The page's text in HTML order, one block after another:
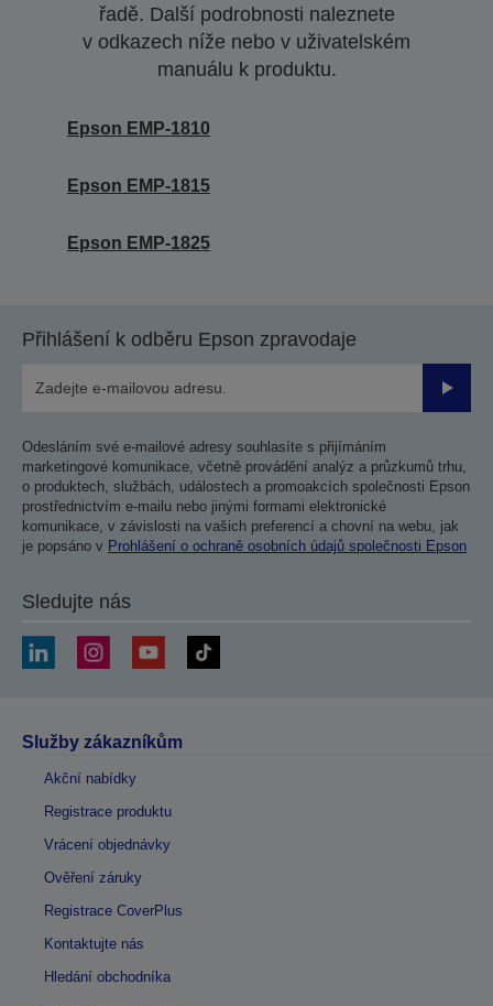
řadě. Další podrobnosti naleznete
v odkazech níže nebo v uživatelském
manuálu k produktu.
Epson EMP-1810
Epson EMP-1815
Epson EMP-1825
Přihlášení k odběru Epson zpravodaje
Odesláním své e-mailové adresy souhlasíte s přijímáním
marketingové komunikace, včetně provádění analýz a průzkumů trhu,
o produktech, službách, událostech a promoakcích společnosti Epson
prostřednictvím e-mailu nebo jinými formami elektronické
komunikace, v závislosti na vašich preferencí a chovní na webu, jak
je popsáno v Prohlášení o ochraně osobních údajů společnosti Epson
Sledujte nás
Služby zákazníkům
Akční nabídky
Registrace produktu
Vrácení objednávky
Ověření záruky
Registrace CoverPlus
Kontaktujte nás
Hledání obchodníka